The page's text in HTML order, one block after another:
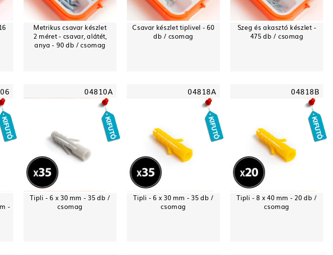
Metrikus csavar készlet
2 méret - csavar, alátét,
anya - 90 db / csomag
Csavar készlet tiplivel - 60
db / csomag
Szeg és akasztó készlet -
475 db / csomag
-
04810A
Tipli - 6 x 30 mm - 35 db /
csomag
04818A
Tipli - 6 x 30 mm - 35 db /
csomag
04818B
Tipli - 8 x 40 mm - 20 db /
csomag